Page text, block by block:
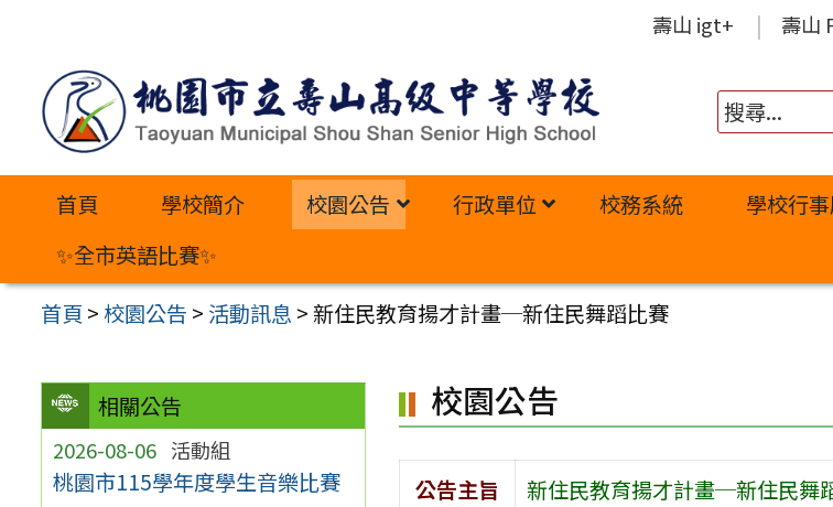
內
壽山 igt+ 壽山
首頁 學校簡介 校園公告 行政單位 校務系統 學校行
✨全市英語比賽✨
首頁 >校園公告 > 活動訊息 > 新住民教育揚才計畫─新住民舞蹈比賽
相關公告
2026-08-06 活動組
桃園市115學年度學生音樂比賽
校園公告
公告主旨
新住民教育揚才計畫─新住民舞